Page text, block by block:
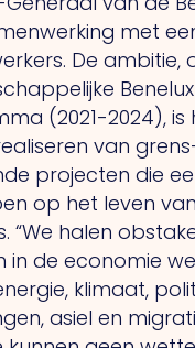
met
De ambitie,
(2021-2024), is
van
projecten die
op het leven
“We halen
in de economie
klimaat,
asiel en